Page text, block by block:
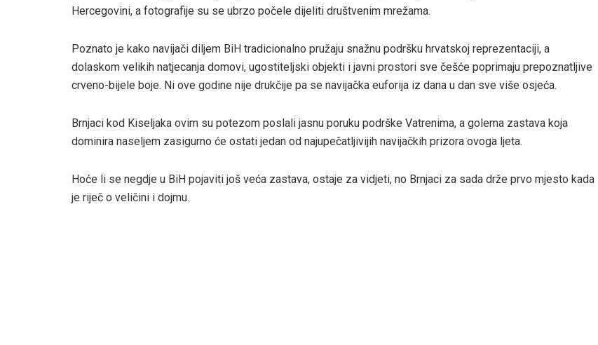
Hercegovini, a fotografije su se ubrzo počele dijeliti društvenim mrežama.
Poznato je kako navijači diljem BiH tradicionalno pružaju snažnu podršku hrvatskoj reprezentaciji, a
dolaskom velikih natjecanja domovi, ugostiteljski objekti i javni prostori sve češće poprimaju prepoznatljive
crveno-bijele boje. Ni ove godine nije drukčije pa se navijačka euforija iz dana u dan sve više osjeća.
Brnjaci kod Kiseljaka ovim su potezom poslali jasnu poruku podrške Vatrenima, a golema zastava koja
dominira naseljem zasigurno će ostati jedan od najupečatljivijih navijačkih prizora ovoga ljeta.
Hoće li se negdje u BiH pojaviti još veća zastava, ostaje za vidjeti, no Brnjaci za sada drže prvo mjesto kada
je riječ o veličini i dojmu.